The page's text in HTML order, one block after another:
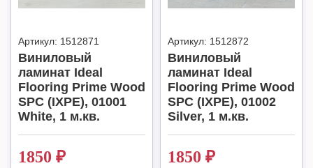
Артикул: 1512871
Виниловый
ламинат Ideal
Flooring Prime Wood
SPC (IXPE), 01001
White, 1 м.кв.
1850 ₽
Артикул: 1512872
Виниловый
ламинат Ideal
Flooring Prime Wood
SPC (IXPE), 01002
Silver, 1 м.кв.
1850 ₽